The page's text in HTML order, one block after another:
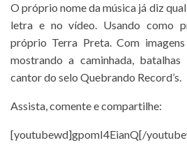
O próprio nome da música já diz
letra e no vídeo. Usando como
próprio Terra Preta. Com
mostrando a caminhada,
cantor do selo Quebrando Record’s.
Assista, comente e compartilhe:
[youtubewd]gpomI4EianQ[/